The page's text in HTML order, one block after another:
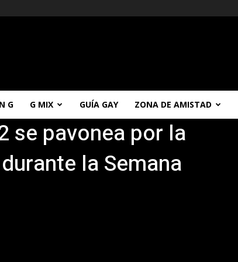
G G MIX GUÍA GAY ZONA DE AMISTAD
se pavonea por la
la Semana